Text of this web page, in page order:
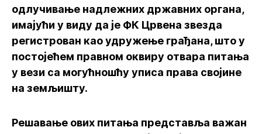
одлучивање надлежних државних органа,
имајући у виду да је ФК Црвена звезда
регистрован као удружење грађана, што у
постојећем правном оквиру отвара питања
у вези са могућношћу уписа права својине
на земљишту.
Решавање ових питања представља важан